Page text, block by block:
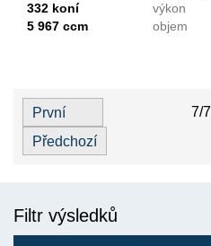
332 koní
výkon
5 967 ccm
objem
První
Předchozí
7/7
Filtr výsledků